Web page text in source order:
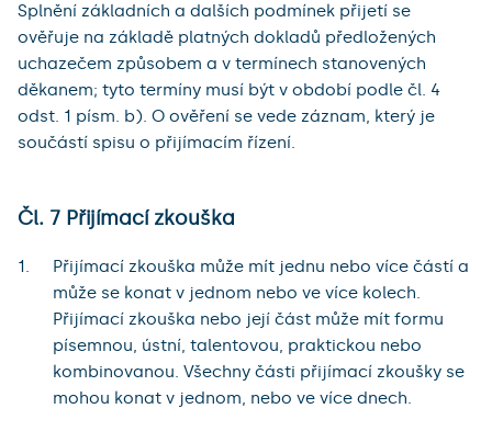
Splnění základních a dalších podmínek přijetí se
ověřuje na základě platných dokladů předložených
uchazečem způsobem a v termínech stanovených
děkanem; tyto termíny musí být v období podle čl. 4
odst. 1 písm. b). O ověření se vede záznam, který je
součástí spisu o přijímacím řízení.
Čl. 7 Přijímací zkouška
Přijímací zkouška může mít jednu nebo více částí a
může se konat v jednom nebo ve více kolech.
Přijímací zkouška nebo její část může mít formu
písemnou, ústní, talentovou, praktickou nebo
kombinovanou. Všechny části přijímací zkoušky se
mohou konat v jednom, nebo ve více dnech.